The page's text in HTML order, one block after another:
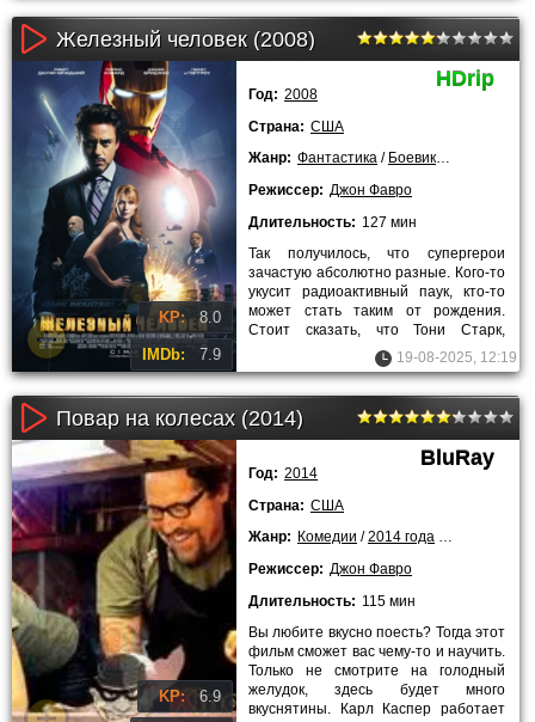
Железный человек (2008)
KP: 8.0
IMDb: 7.9
HDrip
Год: 2008
Страна: США
Жанр: Фантастика / Боевики /
Режиссер: Джон Фавро
Длительность: 127 мин
Так получилось, что супергерои
зачастую абсолютно разные. Кого-то
укусит радиоактивный паук, кто-то
может стать таким от рождения.
Стоит сказать, что Тони Старк,
основатель самой большой и19-08-2025, 12:19
Повар на колесах (2014)
KP: 6.9
BluRay
Год: 2014
Страна: США
Жанр: Комедии /2014 года
Лучшие
Режиссер: Джон Фавро
Длительность: 115 мин
Вы любите вкусно поесть? Тогда этот
фильм сможет вас чему-то и научить.
Только не смотрите на голодный
желудок, здесь будет много
вкуснятины. Карл Каспер работает